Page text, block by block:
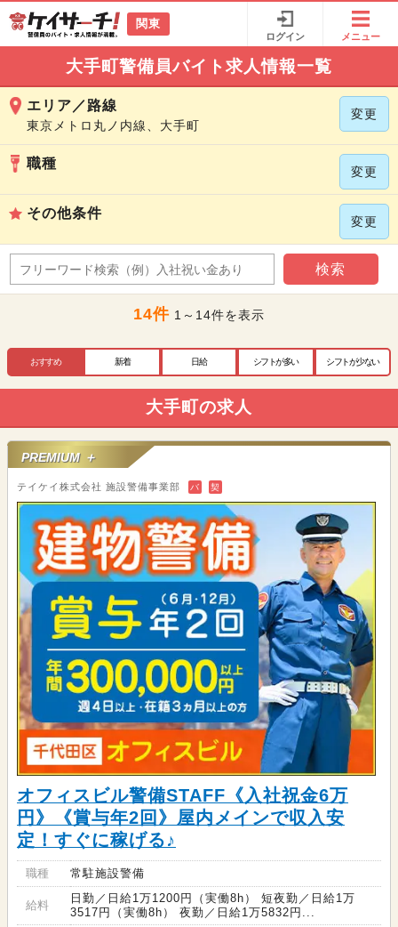
関東
ログイン メニュー
大手町警備員バイト求人情報一覧
エリア／路線
東京メトロ丸ノ内線、大手町
変更
職種
変更
その他条件
変更
検索
14件 1～14件を表示
おすすめ 新着 日給 シフトが多い シフトが少ない
大手町の求人
PREMIUM ＋
テイケイ株式会社 施設警備事業部 バ 契
オフィスビル警備STAFF《入社祝金6万
円》《賞与年2回》屋内メインで収入安
定！すぐに稼げる♪
職種 常駐施設警備
給料
日勤／日給1万1200円（実働8h） 短夜勤／日給1万
3517円（実働8h） 夜勤／日給1万5832円...